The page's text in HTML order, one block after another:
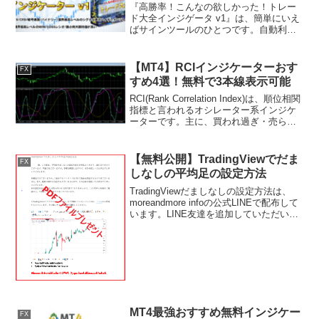
『高勝率！こんなの欲しかった！トレー
ド大全インジゲータ v1』は、簡単にいえ
ばサインツールのひとつです。自動利確
す。購入を検討している人の中には、
『本当に値段に見合った機...
FX
【MT4】RCIインジケーターおす
すめ4選！無料で3本線表示可能
RCI(Rank Correlation Index)は、順位相関
指標と言われるオシレーター系インジケ
ーターです。主に、買われ過ぎ・売られ
落の比率に対してどのぐ...
FX
【無料公開】TradingViewでだま
しなしの平均足の設定方法
TradingViewだましなしの設定方法は、
moreandmore infoの公式LINEで配布して
います。LINE友達を追加していただいた
FX
MT4最強おすすめ無料インジケー